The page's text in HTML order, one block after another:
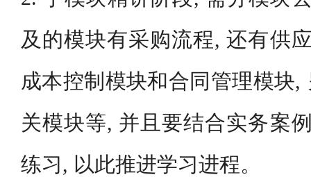
及的模块有采购流程, 还有供
成本控制模块和合同管理模块,
关模块等, 并且要结合实务案
练习, 以此推进学习进程。